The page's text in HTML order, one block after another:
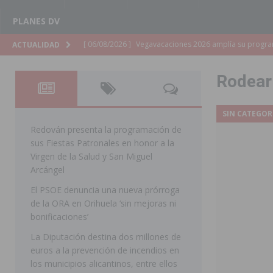
PLANES DV
ACTUALIDAD [ 06/08/2026 ] La Diputación de Alicante inyectará
Patronales 2026
SAN MIGUEL DE SALINAS
[ 06/08/2026 ] La Escuela Municipal de Música de
curso 2026-2027
MONTESINOS
[ 06/08/2026 ]
Convocado el XXVII Concurso de
[ 06/08/2026 ] Benejúzar vive el verano con una
BENEJUZAR
pedanías
ORIHUELA
SIN
Redován presenta la programación de
sus Fiestas Patronales en honor a la
Virgen de la Salud y San Miguel
Arcángel
El PSOE denuncia una nueva prórroga
de la ORA en Orihuela ‘sin mejoras ni
bonificaciones’
La Diputación destina dos millones de
euros a la prevención de incendios en
los municipios alicantinos, entre ellos